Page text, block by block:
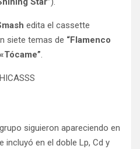
edita el cassette
siete temas de “Flamenco
«Tócame”.
siguieron apareciendo en
incluyó en el doble Lp, Cd y